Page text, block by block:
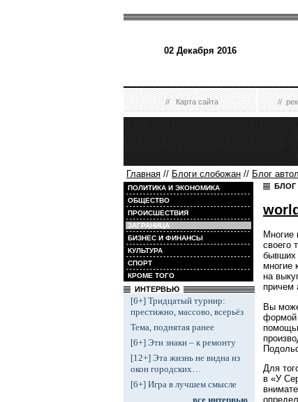
02 Декабря 2016
//Карта сайта //
Главная // Блоги слобожан // Блог
ПОЛИТИКА И ЭКОНОМИКА
ОБЩЕСТВО
ПРОИСШЕСТВИЯ
ЗАГРАНИЦА
БИЗНЕС И ФИНАНСЫ
КУЛЬТУРА
СПОРТ
КРОМЕ ТОГО
ИНТЕРВЬЮ
[6+] Тридцатый турнир:
престижно, массово, всерьёз
Тема, поднятая ранее
[6+] Эти знаки – к ремонту
[12+] Эта жизнь не видна из
окон городских…
[6+] Игра в лучшем смысле
все интервью
БЛОГ
Многие
своего
бывших
многие
на
причем
Вы
формой
Для
в «У